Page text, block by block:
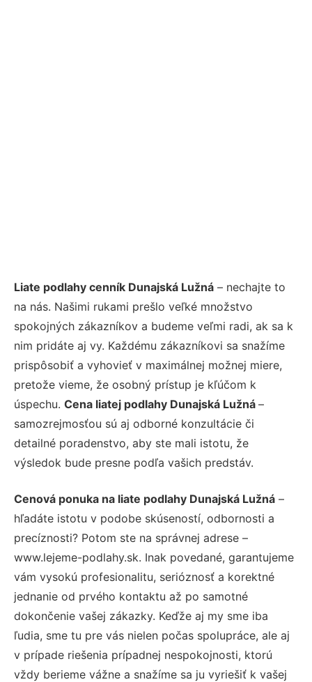
Liate podlahy cenník Dunajská Lužná – nechajte to
na nás. Našimi rukami prešlo veľké množstvo
spokojných zákazníkov a budeme veľmi radi, ak sa k
nim pridáte aj vy. Každému zákazníkovi sa snažíme
prispôsobiť a vyhovieť v maximálnej možnej miere,
pretože vieme, že osobný prístup je kľúčom k
úspechu. Cena liatej podlahy Dunajská Lužná –
samozrejmosťou sú aj odborné konzultácie či
detailné poradenstvo, aby ste mali istotu, že
výsledok bude presne podľa vašich predstáv.
Cenová ponuka na liate podlahy Dunajská Lužná –
hľadáte istotu v podobe skúseností, odbornosti a
precíznosti? Potom ste na správnej adrese –
www.lejeme-podlahy.sk. Inak povedané, garantujeme
vám vysokú profesionalitu, serióznosť a korektné
jednanie od prvého kontaktu až po samotné
dokončenie vašej zákazky. Keďže aj my sme iba
ľudia, sme tu pre vás nielen počas spolupráce, ale aj
v prípade riešenia prípadnej nespokojnosti, ktorú
vždy berieme vážne a snažíme sa ju vyriešiť k vašej